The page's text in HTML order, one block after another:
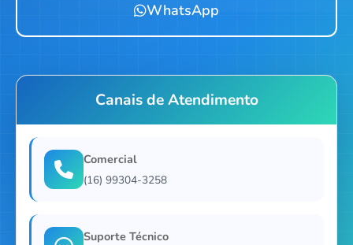
WhatsApp
Canais de Atendimento
Comercial
(16) 99304-3258
Suporte Técnico